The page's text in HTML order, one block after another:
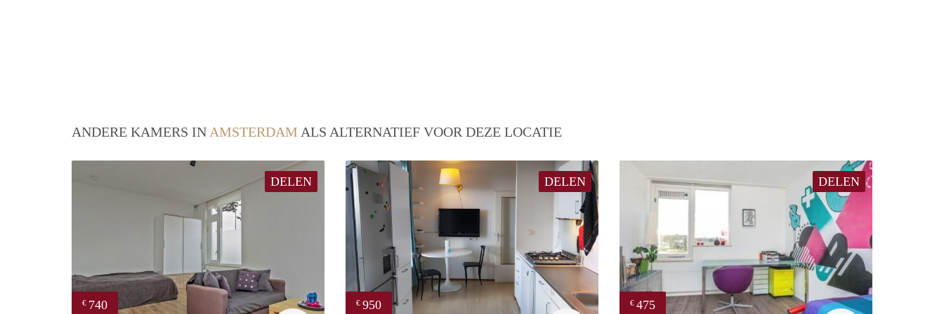
ANDERE KAMERS IN AMSTERDAM ALS ALTERNATIEF VOOR DEZE LOCATIE
DELEN
€ 740
DELEN
€ 950
DELEN
€ 475